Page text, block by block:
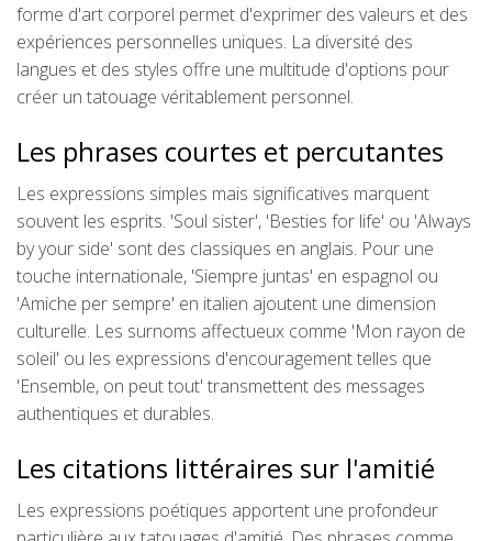
forme d'art corporel permet d'exprimer des valeurs et des
expériences personnelles uniques. La diversité des
langues et des styles offre une multitude d'options pour
créer un tatouage véritablement personnel.
Les phrases courtes et percutantes
Les expressions simples mais significatives marquent
souvent les esprits. 'Soul sister', 'Besties for life' ou 'Always
by your side' sont des classiques en anglais. Pour une
touche internationale, 'Siempre juntas' en espagnol ou
'Amiche per sempre' en italien ajoutent une dimension
culturelle. Les surnoms affectueux comme 'Mon rayon de
soleil' ou les expressions d'encouragement telles que
'Ensemble, on peut tout' transmettent des messages
authentiques et durables.
Les citations littéraires sur l'amitié
Les expressions poétiques apportent une profondeur